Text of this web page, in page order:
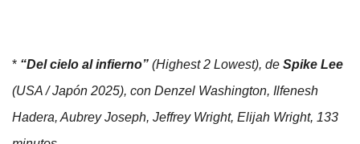
* “Del cielo al infierno” (Highest 2 Lowest), de Spike Lee
(USA / Japón 2025), con Denzel Washington, Ilfenesh
Hadera, Aubrey Joseph, Jeffrey Wright, Elijah Wright, 133